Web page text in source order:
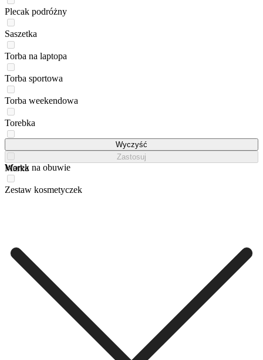
Plecak podróżny
Saszetka
Torba na laptopa
Torba sportowa
Torba weekendowa
Torebka
Worek na obuwie
Zestaw kosmetyczek
Wyczyść
Zastosuj
Marka